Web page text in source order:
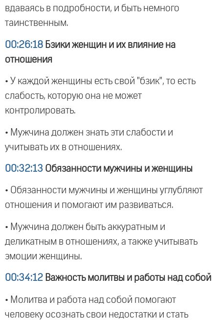
вдаваясь в подробности, и быть немного
таинственным.
00:26:18 Бзики женщин и их влияние на
отношения
• У каждой женщины есть свой "бзик", то есть
слабость, которую она не может
контролировать.
• Мужчина должен знать эти слабости и
учитывать их в отношениях.
00:32:13 Обязанности мужчины и женщины
• Обязанности мужчины и женщины углубляют
отношения и помогают им развиваться.
• Мужчина должен быть аккуратным и
деликатным в отношениях, а также учитывать
эмоции женщины.
00:34:12 Важность молитвы и работы над собой
• Молитва и работа над собой помогают
человеку осознать свои недостатки и стать